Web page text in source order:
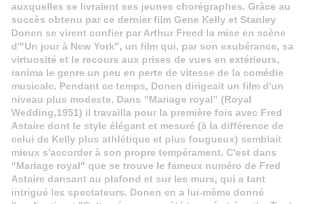
auxquelles se livraient ses jeunes chorégraphes. Grâce au
succès obtenu par ce dernier film Gene Kelly et Stanley
Donen se virent confier par Arthur Freed la mise en scène
d'"Un jour à New York", un film qui, par son exubérance, sa
virtuosité et le recours aux prises de vues en extérieurs,
ranima le genre un peu en perte de vitesse de la comédie
musicale. Pendant ce temps, Donen dirigeait un film d'un
niveau plus modeste. Dans "Mariage royal" (Royal
Wedding,1951) il travailla pour la première fois avec Fred
Astaire dont le style élégant et mesuré (à la différence de
celui de Kelly plus athlétique et plus fougueux) semblait
mieux s'accorder à son propre tempérament. C'est dans
"Mariage royal" que se trouve le fameux numéro de Fred
Astaire dansant au plafond et sur les murs, qui a tant
intrigué les spectateurs. Donen en a lui-même donné